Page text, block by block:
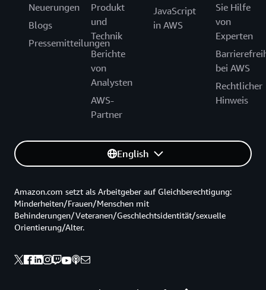
Neuerungen
Blogs
Pressemitteilungen
Produkt
und
Technik
Berichte
von
Analysten
AWS-
Partner
JavaScript
in AWS
Sie Hilfe
von
Experten
bei AWS
Rechtlicher
Hinweis
English
Amazon.com setzt als Arbeitgeber auf Gleichberechtigung:
Minderheiten/Frauen/Menschen mit
Behinderungen/Veteranen/Geschlechtsidentität/sexuelle
Orientierung/Alter.